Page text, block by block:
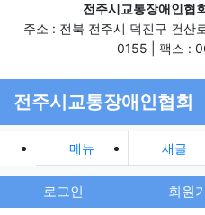
전주시교통장애인협
주소 : 전북 전주시 덕진구 건
0155 | 팩스 :
전주시교통장애인협회
메뉴 새글
로그인 회원